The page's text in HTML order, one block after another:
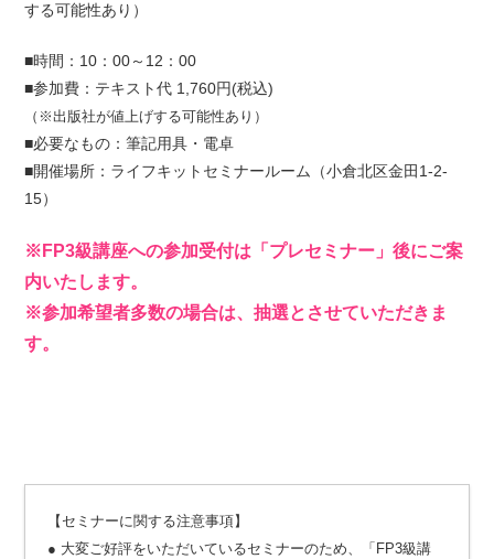
する可能性あり）
■時間：10：00～12：00
■参加費：テキスト代 1,760円(税込)
（※出版社が値上げする可能性あり）
■必要なもの：筆記用具・電卓
■開催場所：ライフキットセミナールーム（小倉北区金田1-2-
15）
※FP3級講座への参加受付は「プレセミナー」後にご案
内いたします。
※参加希望者多数の場合は、抽選とさせていただきま
す。
【セミナーに関する注意事項】
● 大変ご好評をいただいているセミナーのため、「FP3級講